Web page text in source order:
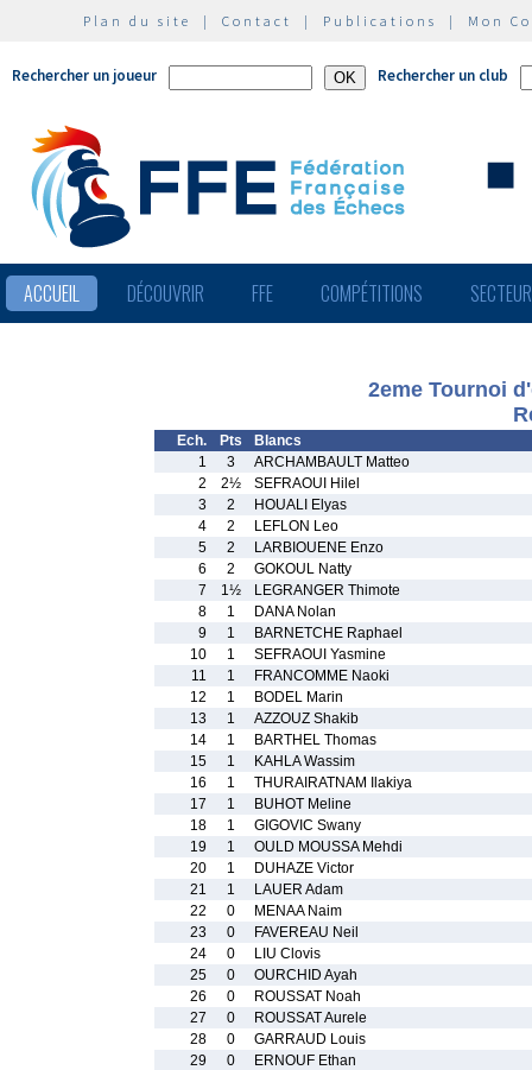
Plan du site | Contact | Publications | Mon
Rechercher un joueur Rechercher un club
ACCUEIL DÉCOUVRIR FFE COMPÉTITIONS
2eme Tournoi
Ech. Pts
Blancs
1
3
ARCHAMBAULT Matteo
2
2½
SEFRAOUI Hilel
3
2
HOUALI Elyas
4
2
LEFLON Leo
5
2
LARBIOUENE Enzo
6
2
GOKOUL Natty
7
1½
LEGRANGER Thimote
8
1
DANA Nolan
9
1
BARNETCHE Raphael
10
1
SEFRAOUI Yasmine
11
1
FRANCOMME Naoki
12
1
BODEL Marin
13
1
AZZOUZ Shakib
14
1
BARTHEL Thomas
15
1
KAHLA Wassim
16
1
THURAIRATNAM Ilakiya
17
1
BUHOT Meline
18
1
GIGOVIC Swany
19
1
OULD MOUSSA Mehdi
20
1
DUHAZE Victor
21
1
LAUER Adam
22
0
MENAA Naim
23
0
FAVEREAU Neil
24
0
LIU Clovis
25
0
OURCHID Ayah
26
0
ROUSSAT Noah
27
0
ROUSSAT Aurele
28
0
GARRAUD Louis
29
0
ERNOUF Ethan